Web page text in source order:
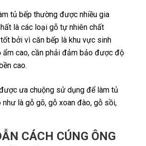
tủ bếp thường được nhiều gia
là các loại gỗ tự nhiên chất
tốt bởi vì căn bếp là khu vực sinh
ẩm cao, cần phải đảm bảo được độ
cao.
ưa chuộng sử dụng để làm tủ
như là gỗ gõ, gỗ xoan đào, gỗ sồi,
CÁCH CÚNG ÔNG